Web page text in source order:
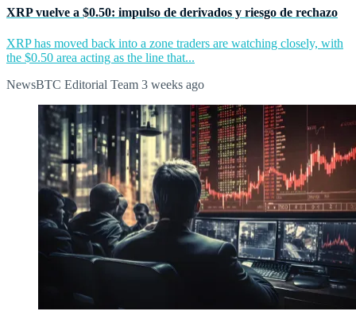
XRP vuelve a $0.50: impulso de derivados y riesgo de rechazo
XRP has moved back into a zone traders are watching closely, with
the $0.50 area acting as the line that...
NewsBTC Editorial Team 3 weeks ago